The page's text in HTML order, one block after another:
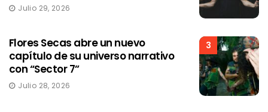
Julio 29, 2026
3
Flores Secas abre un nuevo
capítulo de su universo narrativo
con “Sector 7”
Julio 28, 2026